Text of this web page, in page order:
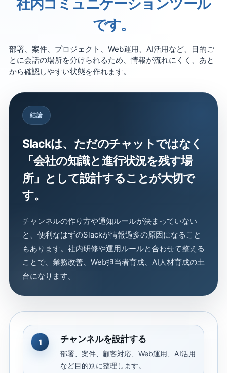
社内コミュニケーションツール
です。
部署、案件、プロジェクト、Web運用、AI活用など、目的ご
とに会話の場所を分けられるため、情報が流れにくく、あと
から確認しやすい状態を作れます。
結論
Slackは、ただのチャットではなく
「会社の知識と進行状況を残す場
所」として設計することが大切で
す。
チャンネルの作り方や通知ルールが決まっていない
と、便利なはずのSlackが情報過多の原因になること
もあります。社内研修や運用ルールと合わせて整える
ことで、業務改善、Web担当者育成、AI人材育成の土
台になります。
1 チャンネルを設計する
部署、案件、顧客対応、Web運用、AI活用
など目的別に整理します。